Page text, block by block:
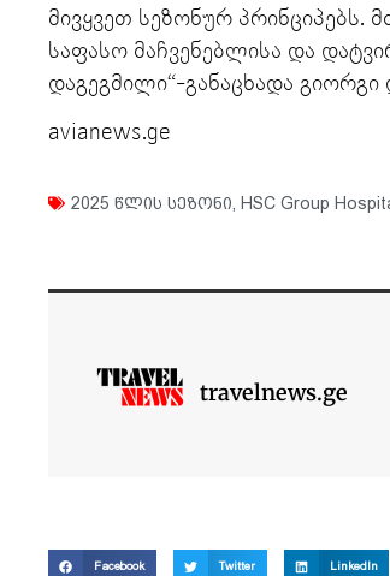
მივყვეთ სეზონურ
საფასო მაჩვენებლისა და
დაგეგმილი“-განაცხადა
avianews.ge
2025 წლის სეზონი HSC Group
travelnews.ge
Facebook Twitter LinkedIn